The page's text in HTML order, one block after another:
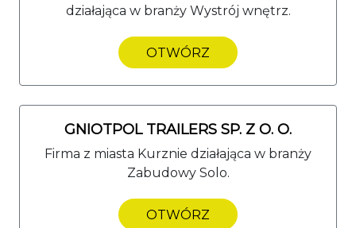
działająca w branży Wystrój wnętrz.
OTWÓRZ
GNIOTPOL TRAILERS SP. Z O. O.
Firma z miasta Kurznie działająca w branży
Zabudowy Solo.
OTWÓRZ